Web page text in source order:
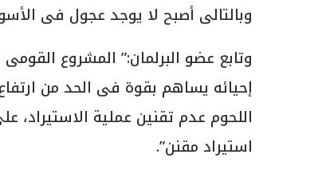
وبالتالى أصبح لا يوجد عجول فى
وتابع عضو البرلمان:” المشروع القومى
إحيائه يساهم بقوة فى الحد من
اللحوم عدم تقنين عملية الاستيراد،
استيراد مقنن”.